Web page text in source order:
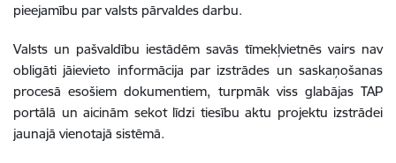
pieejamību par valsts pārvaldes darbu.
Valsts un pašvaldību iestādēm savās tīmekļvietnēs vairs nav
obligāti jāievieto informācija par izstrādes un saskaņošanas
procesā esošiem dokumentiem, turpmāk viss glabājas TAP
portālā un aicinām sekot līdzi tiesību aktu projektu izstrādei
jaunajā vienotajā sistēmā.